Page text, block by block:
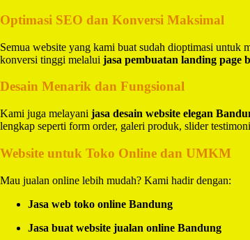
Optimasi SEO dan Konversi Maksimal
Semua website yang kami buat sudah dioptimasi untuk
konversi tinggi melalui jasa pembuatan landing page
Desain Menarik dan Fungsional
Kami juga melayani jasa desain website elegan
lengkap seperti form order, galeri produk, slider
Website untuk Toko Online dan UMKM
Mau jualan online lebih mudah? Kami hadir dengan:
Jasa web toko online Bandung
Jasa buat website jualan online Bandung